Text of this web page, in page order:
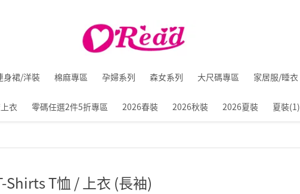
身裙/洋裝 棉麻專區 孕婦系列 森女系列 大尺碼專區 家居服/睡衣
衣 零碼任選2件5折專區 2026春裝 2026秋裝 2026夏裝 夏裝(1)
T恤 / 上衣 (長袖)